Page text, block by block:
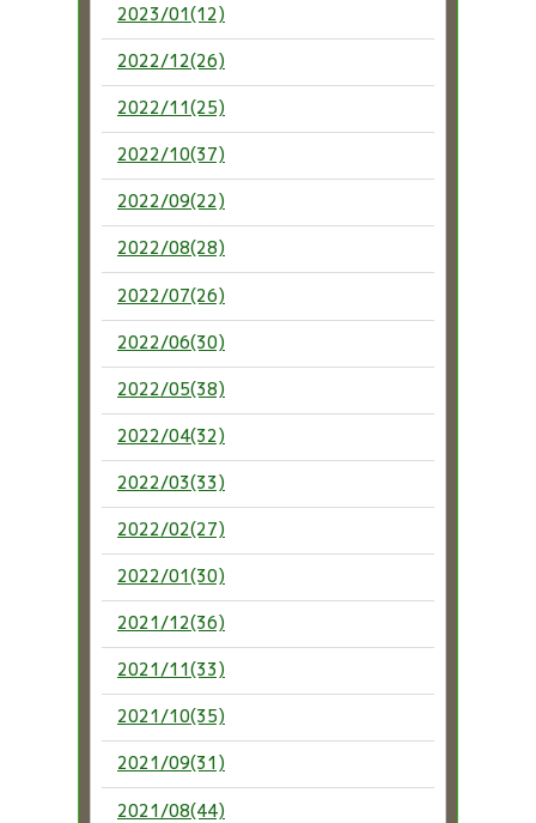
2023/01(12)
2022/12(26)
2022/11(25)
2022/10(37)
2022/09(22)
2022/08(28)
2022/07(26)
2022/06(30)
2022/05(38)
2022/04(32)
2022/03(33)
2022/02(27)
2022/01(30)
2021/12(36)
2021/11(33)
2021/10(35)
2021/09(31)
2021/08(44)